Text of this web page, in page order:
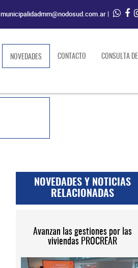
municipalidadmm@nodosud.com.ar |
NOVEDADES(current)CONTACTO CONSULTA
NOVEDADES Y NOTICIAS
RELACIONADAS
Avanzan las gestiones por las
viviendas PROCREAR